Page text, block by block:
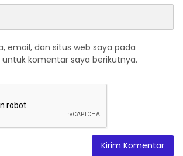
email, dan situs web saya pada
komentar saya berikutnya.